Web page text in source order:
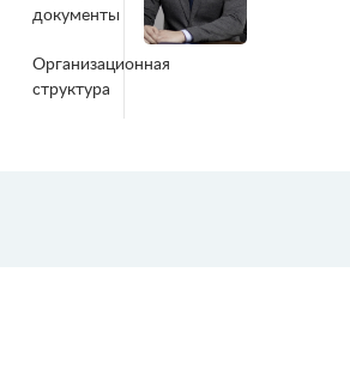
документы
Организационная
структура